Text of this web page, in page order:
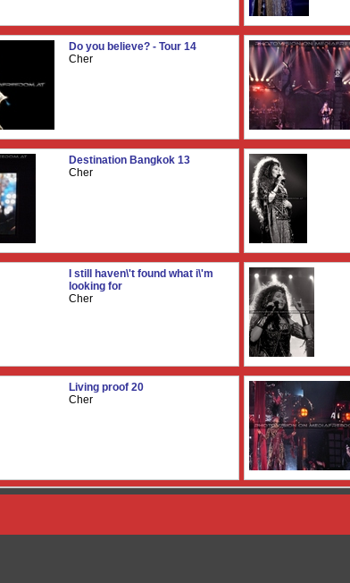
Do you believe? - Tour 14
Cher
Destination Bangkok 13
Cher
I still haven\'t found what i\'m
looking for
Cher
Living proof 20
Cher